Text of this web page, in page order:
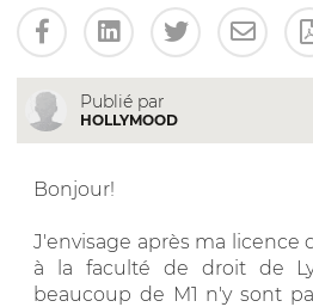
Publié par
HOLLYMOOD
Bonjour!
J'envisage après ma licence
à la faculté de droit de
beaucoup de M1 n'y sont